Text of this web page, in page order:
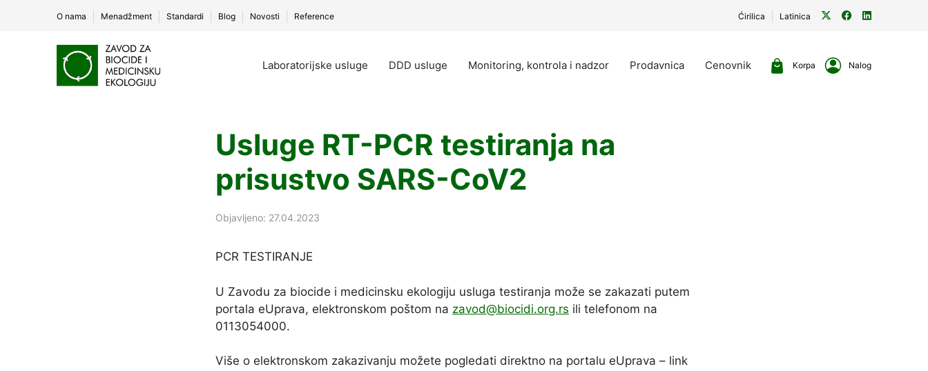
O nama Menadžment Standardi Blog Novosti Reference Ćirilica Latinica
Laboratorijske usluge DDD usluge Monitoring, kontrola i nadzor Prodavnica Cenovnik Korpa Nalog
Usluge RT-PCR testiranja na
prisustvo SARS-CoV2
Objavljeno: 27.04.2023
PCR TESTIRANJE
​U Zavodu za biocide i medicinsku ekologiju usluga testiranja može se zakazati putem
portala eUprava, elektronskom poštom na zavod@biocidi.org.rs ili telefonom na
0113054000.
Više o elektronskom zakazivanju možete pogledati direktno na portalu eUprava – link